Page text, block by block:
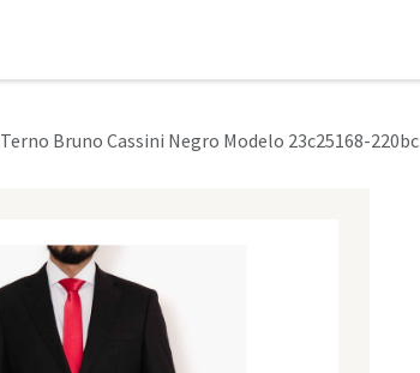
Terno Bruno Cassini Negro Modelo 23c25168-220bc